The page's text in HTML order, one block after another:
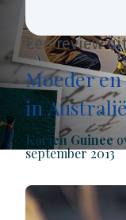
Een review
Moeder
in Australië
Karien Guinee
september 2013